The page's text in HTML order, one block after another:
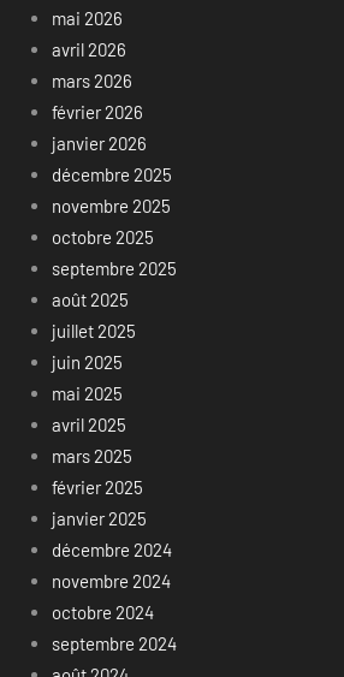
mai 2026
avril 2026
mars 2026
février 2026
janvier 2026
décembre 2025
novembre 2025
octobre 2025
septembre 2025
août 2025
juillet 2025
juin 2025
mai 2025
avril 2025
mars 2025
février 2025
janvier 2025
décembre 2024
novembre 2024
octobre 2024
septembre 2024